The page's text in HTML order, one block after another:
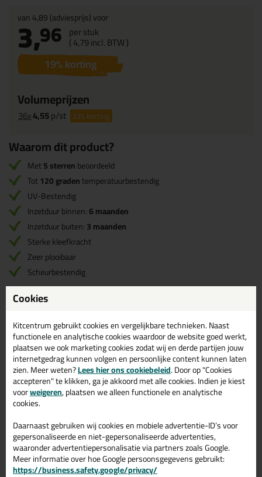
van4,89(adviesprijs) voor
3,96 per stuk
(4,79incl. BTW )
19% korting
Volumeprijzen
36x4,55p/st 23%korting
Waarom dit product?
Met5 sterrenbeoordeeld
Tot120 gradentemperatuurbestendig
UV-Bestendig
Inzetduur binnen:6 maanden
Inzetduur buiten:3 maanden
Sterke kleefkracht
Zeer plooibaar
Scheurbestendig
KIP 3308 FineLine tape
Washi-Tec - 50mtr in
24mm
Bestel de KIP 3308 FineLine tape Washi-Tec - 50mtr in 24mm
vandaag nog! Vandaag besteld = morgen in huis.
Wil je meer weten over de toepassing en kenmerken van dit
product?Lees alles over dit product >
Cookies
Kitcentrum gebruikt cookies en vergelijkbare technieken. Naast
functionele en analytische cookies waardoor de website goed werkt,
plaatsen we ook marketing cookies zodat wij en derde partijen jouw
internetgedrag kunnen volgen en persoonlijke content kunnen laten
zien. Meer weten?Lees hier ons cookiebeleid. Door op "Cookies
accepteren" te klikken, ga je akkoord met alle cookies. Indien je kiest
voorweigeren, plaatsen we alleen functionele en analytische
cookies.
Daarnaast gebruiken wij cookies en mobiele advertentie-ID’s voor
gepersonaliseerde en niet-gepersonaliseerde advertenties,
waaronder advertentiepersonalisatie via partners zoals Google.
Meer informatie over hoe Google persoonsgegevens gebruikt:
https://business.safety.google/privacy/